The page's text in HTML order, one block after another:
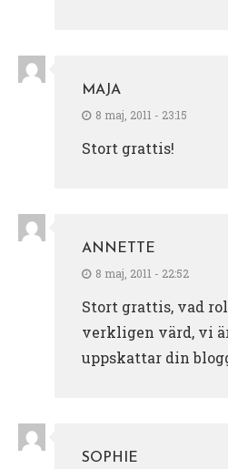
MAJA
8 maj, 2011 - 23:15
Stort grattis!
ANNETTE
8 maj, 2011 - 22:52
Stort grattis, vad
verkligen värd, vi
uppskattar din
SOPHIE